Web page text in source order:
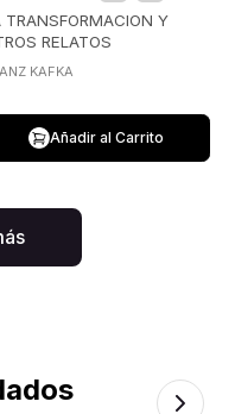
TRANSFORMACION Y
RELATOS
KAFKA
Añadir al Carrito